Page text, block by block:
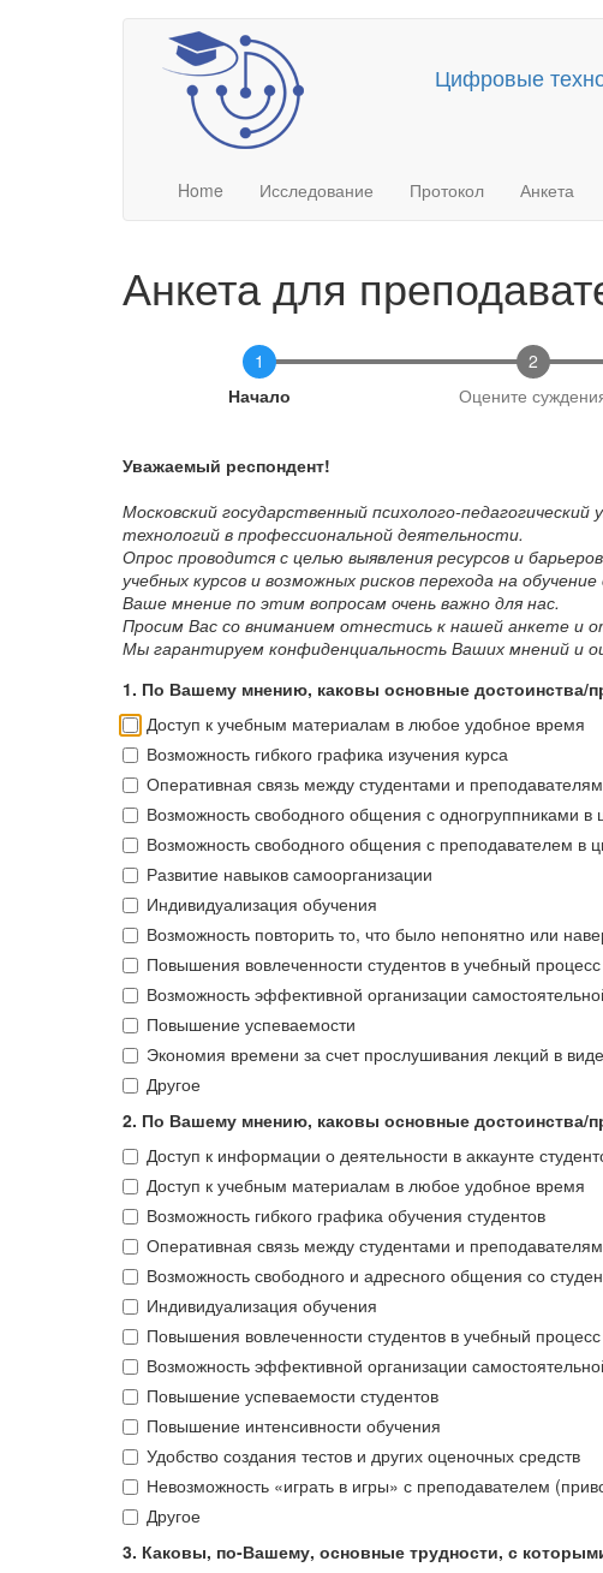
Цифровые
Main
navigation
Home Исследование Протокол Анкета
User
account
Анкета для
1
Current
Начало
2
Оцените
Уважаемый респондент!
Московский государственный психолого-
технологий в профессиональной деятельности.
Опрос проводится с целью выявления ресурсов и
учебных курсов и возможных рисков перехода на
Ваше мнение по этим вопросам очень важно для нас.
Просим Вас со вниманием отнестись к нашей анкете и
Мы гарантируем конфиденциальность Ваших мнений и
1. По Вашему мнению, каковы основные достоинства/
Доступ к учебным материалам в любое удобное время
Возможность гибкого графика изучения курса
Оперативная связь между студентами и
Возможность свободного общения с одногруппниками
Возможность свободного общения с преподавателем в
Развитие навыков самоорганизации
Индивидуализация обучения
Возможность повторить то, что было непонятно или
Повышения вовлеченности студентов в учебный процесс
Возможность эффективной организации
Повышение успеваемости
Экономия времени за счет прослушивания лекций в
Другое
2. По Вашему мнению, каковы основные
Доступ к информации о деятельности в аккаунте
Доступ к учебным материалам в любое удобное время
Возможность гибкого графика обучения студентов
Оперативная связь между студентами и
Возможность свободного и адресного общения со
Индивидуализация обучения
Повышения вовлеченности студентов в учебный процесс
Возможность эффективной организации
Повышение успеваемости студентов
Повышение интенсивности обучения
Удобство создания тестов и других оценочных средств
Невозможность «играть в игры» с преподавателем
Другое
3. Каковы, по-Вашему, основные трудности, с